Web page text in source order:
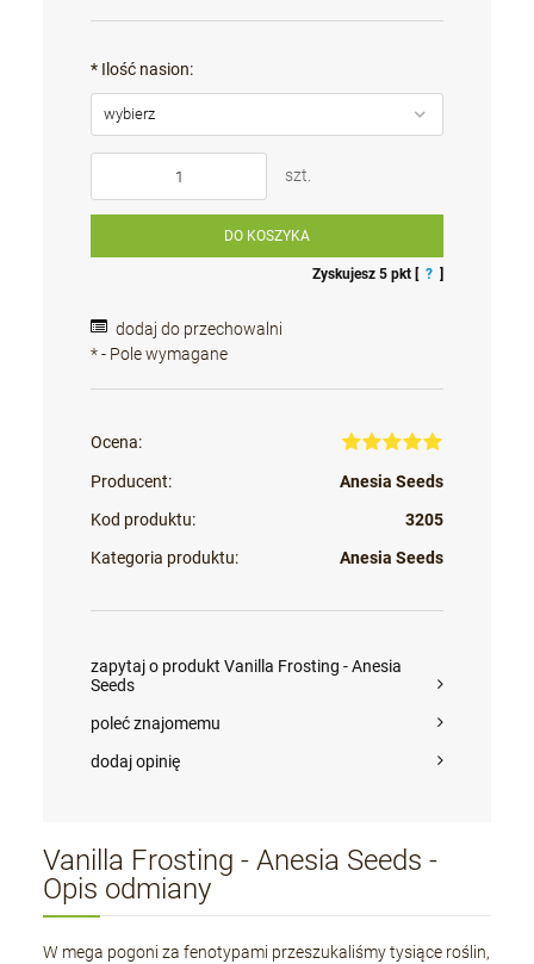
* Ilość nasion:
szt.
DO KOSZYKA
Zyskujesz 5pkt [ ? ]
dodaj do przechowalni
*- Pole wymagane
Ocena:
Producent:
Anesia Seeds
Kod produktu:
3205
Kategoria produktu:
Anesia Seeds
zapytaj o produkt Vanilla Frosting - Anesia
Seeds
poleć znajomemu
dodaj opinię
Vanilla Frosting - Anesia Seeds -
Opis odmiany
W mega pogoni za fenotypami przeszukaliśmy tysiące roślin,